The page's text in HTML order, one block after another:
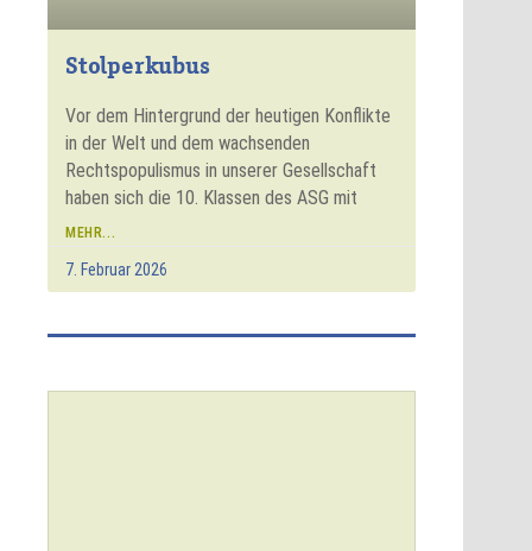
Stolperkubus
Vor dem Hintergrund der heutigen Konflikte
in der Welt und dem wachsenden
Rechtspopulismus in unserer Gesellschaft
haben sich die 10. Klassen des ASG mit
MEHR...
7. Februar 2026